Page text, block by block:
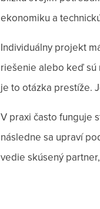
ekonomiku a
Individuálny projekt
riešenie alebo keď sú
je to otázka prestíže.
V praxi často funguje
následne sa upraví
vedie skúsený